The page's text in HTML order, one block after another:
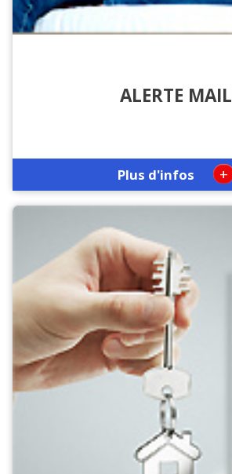
ALERTE MAIL
Plus d'infos +